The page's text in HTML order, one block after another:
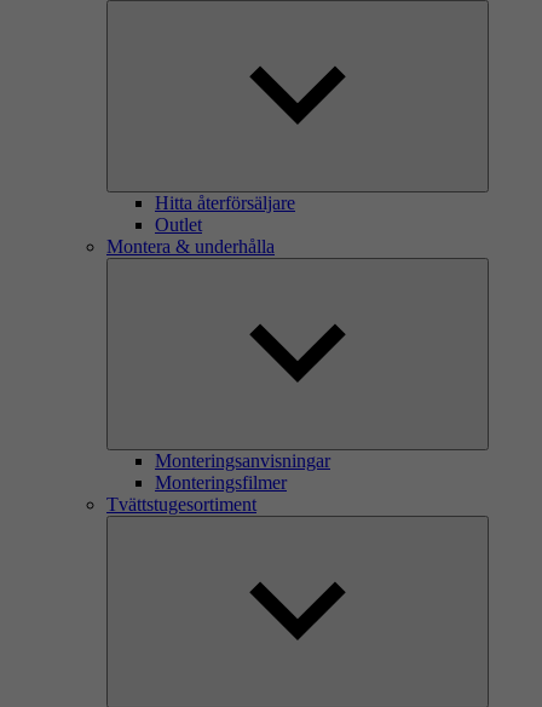
Hitta återförsäljare
Outlet
Montera & underhålla
Monteringsanvisningar
Monteringsfilmer
Tvättstugesortiment